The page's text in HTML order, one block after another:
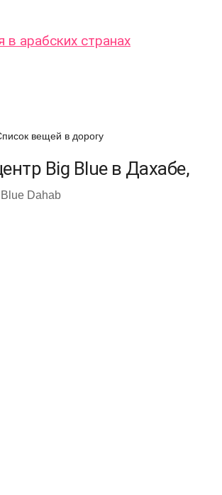
в арабских странах
вещей в дорогу
Big Blue в Дахабе,
Dahab